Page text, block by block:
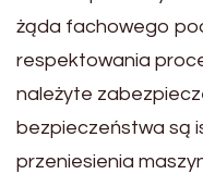
żąda fachowego
respektowania
należyte
bezpieczeństwa są
przeniesienia